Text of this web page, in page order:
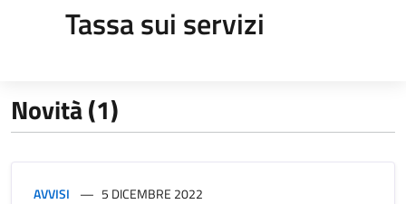
Tassa sui servizi
Novità (1)
AVVISI 5 DICEMBRE 2022